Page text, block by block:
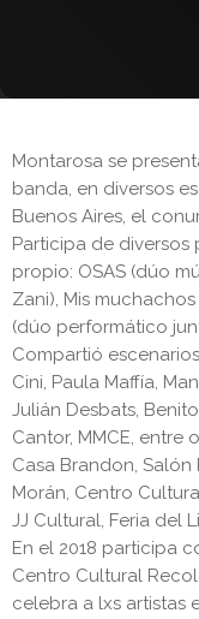
Montarosa se
banda, en diversos
Buenos Aires, el
Participa de
propio: ​OSAS (dúo
Zani), Mis
(dúo performático
Compartió
Cini, Paula Maffía,
Julián Desbats,
Cantor, MMCE, entre
Casa Brandon,
Morán, Centro
JJ Cultural, Feria del
En el 2018 participa
Centro Cultural
celebra a lxs artistas